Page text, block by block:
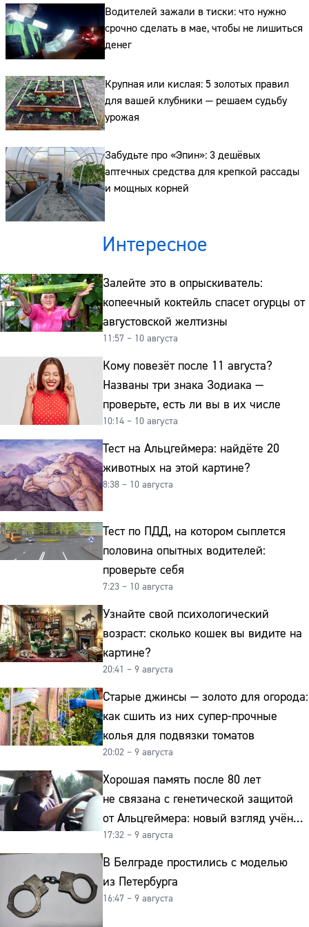
Водителей зажали в тиски: что нужно
срочно сделать в мае, чтобы не лишиться
денег
Крупная или кислая: 5 золотых правил
для вашей клубники — решаем судьбу
урожая
Забудьте про «Эпин»: 3 дешёвых
аптечных средства для крепкой рассады
и мощных корней
Интересное
Залейте это в опрыскиватель:
копеечный коктейль спасет огурцы от
августовской желтизны
11:57 – 10 августа
Кому повезёт после 11 августа?
Названы три знака Зодиака —
проверьте, есть ли вы в их числе
10:14 – 10 августа
Тест на Альцгеймера: найдёте 20
животных на этой картине?
8:38 – 10 августа
Тест по ПДД, на котором сыплется
половина опытных водителей:
проверьте себя
7:23 – 10 августа
Узнайте свой психологический
возраст: сколько кошек вы видите на
картине?
20:41 – 9 августа
Старые джинсы — золото для огорода:
как сшить из них супер-прочные
колья для подвязки томатов
20:02 – 9 августа
Хорошая память после 80 лет
не связана с генетической защитой
от Альцгеймера: новый взгляд учёных
на старение мозга
17:32 – 9 августа
В Белграде простились с моделью
из Петербурга
16:47 – 9 августа
Сайт:
Телефон: